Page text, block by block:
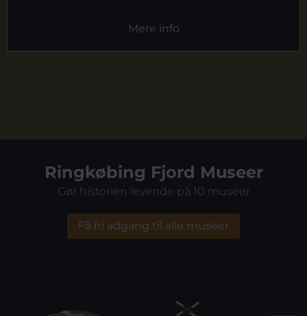
Mere info
Ringkøbing Fjord Museer
Gør historien levende på 10 museer
Få fri adgang til alle museer